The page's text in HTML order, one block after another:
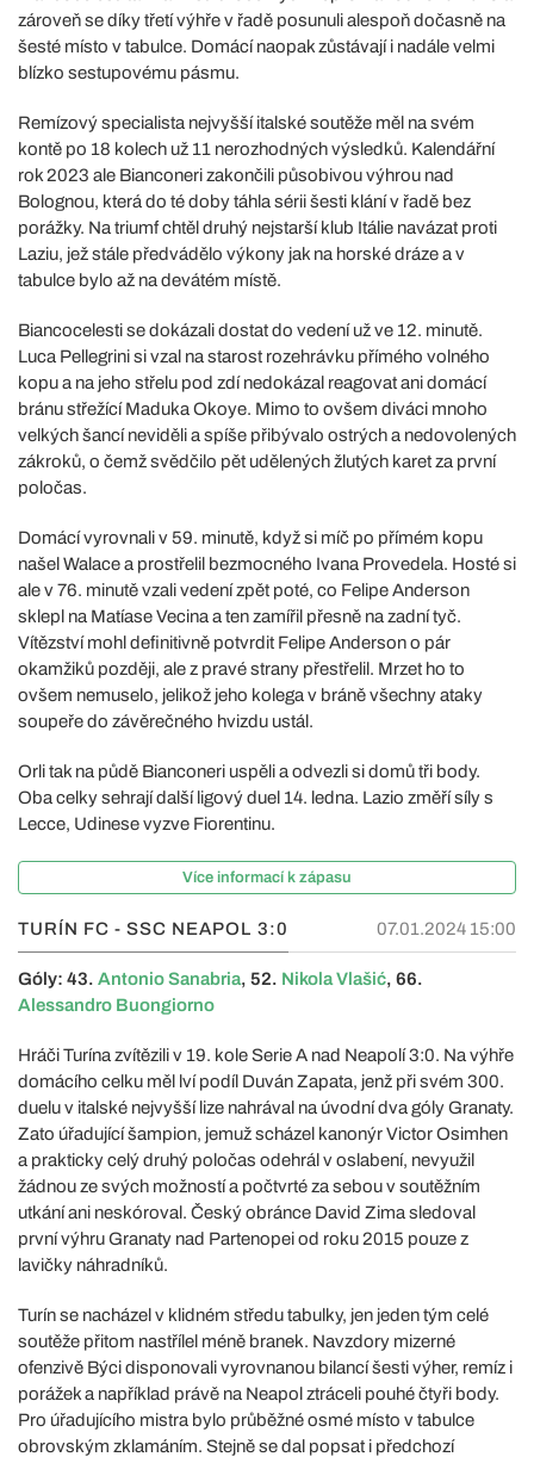
zároveň se díky třetí výhře v řadě posunuli alespoň dočasně na
šesté místo v tabulce. Domácí naopak zůstávají i nadále velmi
blízko sestupovému pásmu.
Remízový specialista nejvyšší italské soutěže měl na svém
kontě po 18 kolech už 11 nerozhodných výsledků. Kalendářní
rok 2023 ale Bianconeri zakončili působivou výhrou nad
Bolognou, která do té doby táhla sérii šesti klání v řadě bez
porážky. Na triumf chtěl druhý nejstarší klub Itálie navázat proti
Laziu, jež stále předvádělo výkony jak na horské dráze a v
tabulce bylo až na devátém místě.
Biancocelesti se dokázali dostat do vedení už ve 12. minutě.
Luca Pellegrini si vzal na starost rozehrávku přímého volného
kopu a na jeho střelu pod zdí nedokázal reagovat ani domácí
bránu střežící Maduka Okoye. Mimo to ovšem diváci mnoho
velkých šancí neviděli a spíše přibývalo ostrých a nedovolených
zákroků, o čemž svědčilo pět udělených žlutých karet za první
poločas.
Domácí vyrovnali v 59. minutě, když si míč po přímém kopu
našel Walace a prostřelil bezmocného Ivana Provedela. Hosté si
ale v 76. minutě vzali vedení zpět poté, co Felipe Anderson
sklepl na Matíase Vecina a ten zamířil přesně na zadní tyč.
Vítězství mohl definitivně potvrdit Felipe Anderson o pár
okamžiků později, ale z pravé strany přestřelil. Mrzet ho to
ovšem nemuselo, jelikož jeho kolega v bráně všechny ataky
soupeře do závěrečného hvizdu ustál.
Orli tak na půdě Bianconeri uspěli a odvezli si domů tři body.
Oba celky sehrají další ligový duel 14. ledna. Lazio změří síly s
Lecce, Udinese vyzve Fiorentinu.
Více informací k zápasu
TURÍN FC - SSC NEAPOL 3:0 07.01.2024 15:00
Góly: 43. Antonio Sanabria, 52. Nikola Vlašić, 66.
Alessandro Buongiorno
Hráči Turína zvítězili v 19. kole Serie A nad Neapolí 3:0. Na výhře
domácího celku měl lví podíl Duván Zapata, jenž při svém 300.
duelu v italské nejvyšší lize nahrával na úvodní dva góly Granaty.
Zato úřadující šampion, jemuž scházel kanonýr Victor Osimhen
a prakticky celý druhý poločas odehrál v oslabení, nevyužil
žádnou ze svých možností a počtvrté za sebou v soutěžním
utkání ani neskóroval. Český obránce David Zima sledoval
první výhru Granaty nad Partenopei od roku 2015 pouze z
lavičky náhradníků.
Turín se nacházel v klidném středu tabulky, jen jeden tým celé
soutěže přitom nastřílel méně branek. Navzdory mizerné
ofenzivě Býci disponovali vyrovnanou bilancí šesti výher, remíz i
porážek a například právě na Neapol ztráceli pouhé čtyři body.
Pro úřadujícího mistra bylo průběžné osmé místo v tabulce
obrovským zklamáním. Stejně se dal popsat i předchozí